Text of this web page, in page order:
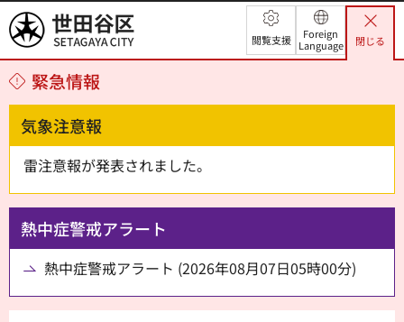
世田谷区 閲覧支援
Foreign
Language
閉じる
緊急情報
気象注意報
雷注意報が発表されました。
熱中症警戒アラート
熱中症警戒アラート (2026年08月07日05時00分)